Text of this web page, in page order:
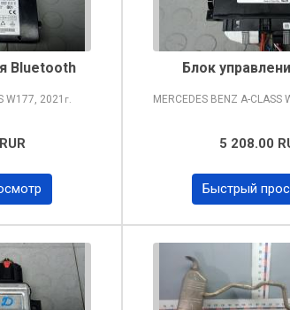
Bluetooth
W177, 2021 г.
Блок
MERCEDES BENZ A-CLASS
5 208.00
Быстрый